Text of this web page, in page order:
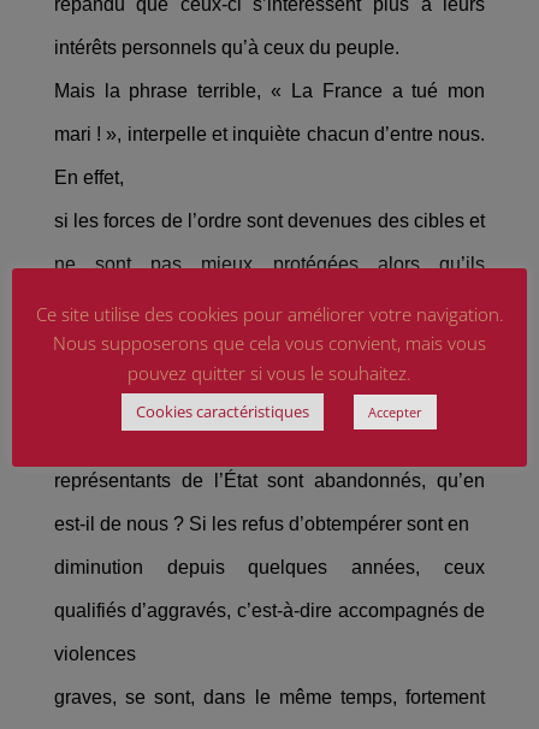
répandu que ceux-ci s’intéressent plus à leurs
intérêts personnels qu’à ceux du peuple.
Mais la phrase terrible, « La France a tué mon
mari ! », interpelle et inquiète chacun d’entre nous.
En effet,
si les forces de l’ordre sont devenues des cibles et
ne sont pas mieux protégées alors qu’ils
représentent
l’État, quel est notre statut à nous, simples
citoyens ? Si policiers, gendarmes, pompiers, bref
représentants de l’État sont abandonnés, qu’en
est-il de nous ? Si les refus d’obtempérer sont en
diminution depuis quelques années, ceux
qualifiés d’aggravés, c’est-à-dire accompagnés de
violences
graves, se sont, dans le même temps, fortement
Ce site utilise des cookies pour améliorer votre navigation.
Nous supposerons que cela vous convient, mais vous
pouvez quitter si vous le souhaitez.
Cookies caractéristiques Accepter